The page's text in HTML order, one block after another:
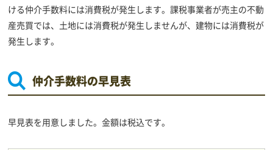
ける仲介手数料には消費税が発生します。課税事業者が売主の不動
産売買では、土地には消費税が発生しませんが、建物には消費税が
発生します。
仲介手数料の早見表
早見表を用意しました。金額は税込です。